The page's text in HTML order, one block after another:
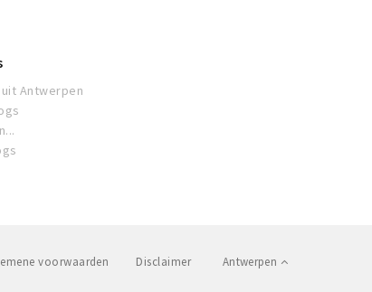
uit Antwerpen
voorwaarden Disclaimer Antwerpen